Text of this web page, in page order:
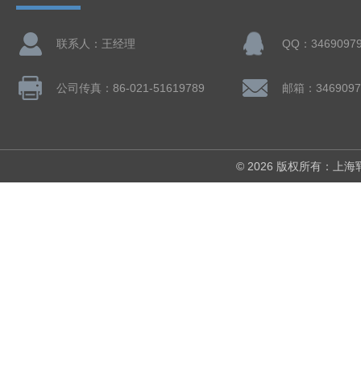
联系人：王经理 QQ：
公司传真：86-021-51619789 邮箱：
© 2026 版权所有：上